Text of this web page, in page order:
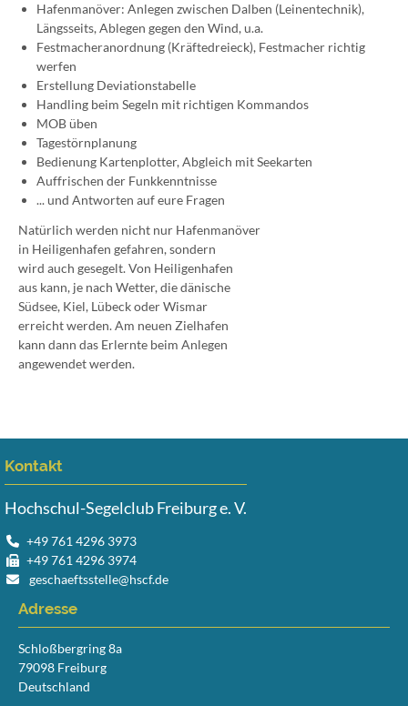
Hafenmanöver: Anlegen zwischen Dalben (Leinentechnik),
Längsseits, Ablegen gegen den Wind, u.a.
Festmacheranordnung (Kräftedreieck), Festmacher richtig
werfen
Erstellung Deviationstabelle
Handling beim Segeln mit richtigen Kommandos
MOB üben
Tagestörnplanung
Bedienung Kartenplotter, Abgleich mit Seekarten
Auffrischen der Funkkenntnisse
... und Antworten auf eure Fragen
Natürlich werden nicht nur Hafenmanöver
in Heiligenhafen gefahren, sondern
wird auch gesegelt. Von Heiligenhafen
aus kann, je nach Wetter, die dänische
Südsee, Kiel, Lübeck oder Wismar
erreicht werden. Am neuen Zielhafen
kann dann das Erlernte beim Anlegen
angewendet werden.
Kontakt
Hochschul-Segelclub Freiburg e. V.
+49 761 4296 3973
+49 761 4296 3974
geschaeftsstelle@hscf.de
Adresse
Schloßbergring 8a
79098 Freiburg
Deutschland